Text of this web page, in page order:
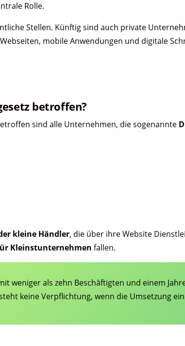
Rolle.
Stellen. Künftig sind auch private
mobile Anwendungen und digitale
betroffen?
sind alle Unternehmen, die sogenannte
kleine Händler, die über ihre Website
Kleinstunternehmen fallen.
weniger als zehn Beschäftigten und einem
keine Verpflichtung, wenn die Umsetzung